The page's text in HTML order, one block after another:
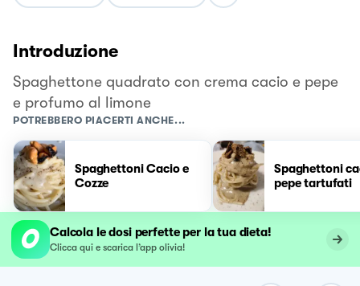
Introduzione
Spaghettone quadrato con crema cacio e pepe
e profumo al limone
POTREBBERO PIACERTI ANCHE...
Spaghettoni Cacio e
Cozze
Spaghettoni
pepe tartufati
Calcola le dosi perfette per la tua dieta!
Clicca qui e scarica l’app olivia!